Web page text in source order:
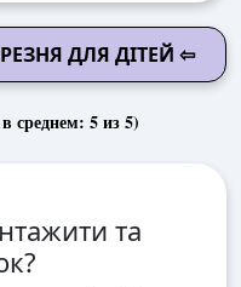
ДЛЯ ДІТЕЙ ⇦
среднем: 5из 5)
та